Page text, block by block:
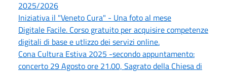
2025/2026
Iniziativa il "Veneto Cura" - Una foto al mese
Digitale Facile. Corso gratuito per acquisire competenze
digitali di base e utlizzo dei servizi online.
Cona Cultura Estiva 2025 -secondo appuntamento:
concerto 29 Agosto ore 21.00, Sagrato della Chiesa di